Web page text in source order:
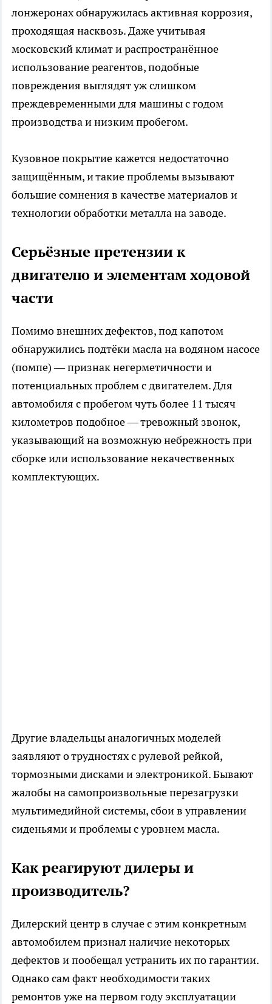
лонжеронах обнаружилась активная коррозия,
проходящая насквозь. Даже учитывая
московский климат и распространённое
использование реагентов, подобные
повреждения выглядят уж слишком
преждевременными для машины с годом
производства и низким пробегом.
Кузовное покрытие кажется недостаточно
защищённым, и такие проблемы вызывают
большие сомнения в качестве материалов и
технологии обработки металла на заводе.
Серьёзные претензии к
двигателю и элементам ходовой
части
Помимо внешних дефектов, под капотом
обнаружились подтёки масла на водяном насосе
(помпе) — признак негерметичности и
потенциальных проблем с двигателем. Для
автомобиля с пробегом чуть более 11 тысяч
километров подобное — тревожный звонок,
указывающий на возможную небрежность при
сборке или использование некачественных
комплектующих.
Другие владельцы аналогичных моделей
заявляют о трудностях с рулевой рейкой,
тормозными дисками и электроникой. Бывают
жалобы на самопроизвольные перезагрузки
мультимедийной системы, сбои в управлении
сиденьями и проблемы с уровнем масла.
Как реагируют дилеры и
производитель?
Дилерский центр в случае с этим конкретным
автомобилем признал наличие некоторых
дефектов и пообещал устранить их по гарантии.
Однако сам факт необходимости таких
ремонтов уже на первом году эксплуатации